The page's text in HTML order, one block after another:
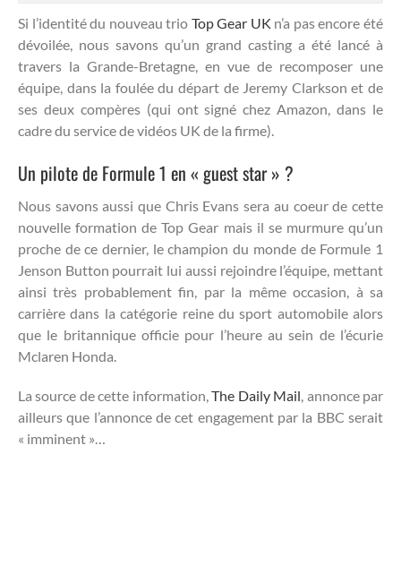
Si l’identité du nouveau trio Top Gear UK n’a pas encore été
dévoilée, nous savons qu’un grand casting a été lancé à
travers la Grande-Bretagne, en vue de recomposer une
équipe, dans la foulée du départ de Jeremy Clarkson et de
ses deux compères (qui ont signé chez Amazon, dans le
cadre du service de vidéos UK de la firme).
Un pilote de Formule 1 en « guest star » ?
Nous savons aussi que Chris Evans sera au coeur de cette
nouvelle formation de Top Gear mais il se murmure qu’un
proche de ce dernier, le champion du monde de Formule 1
Jenson Button pourrait lui aussi rejoindre l’équipe, mettant
ainsi très probablement fin, par la même occasion, à sa
carrière dans la catégorie reine du sport automobile alors
que le britannique officie pour l’heure au sein de l’écurie
Mclaren Honda.
La source de cette information,The Daily Mail, annonce par
ailleurs que l’annonce de cet engagement par la BBC serait
« imminent »…